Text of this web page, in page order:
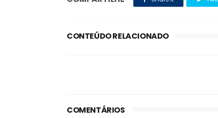
CONTEÚDO RELACIONADO
COMENTÁRIOS